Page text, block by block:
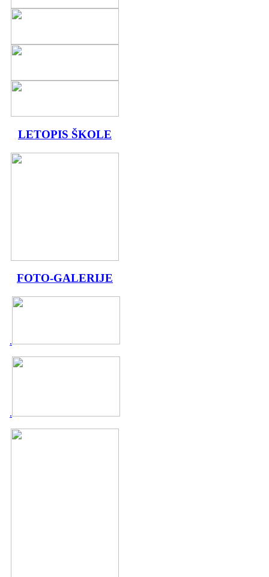
LETOPIS ŠKOLE
FOTO-GALERIJE
.
.